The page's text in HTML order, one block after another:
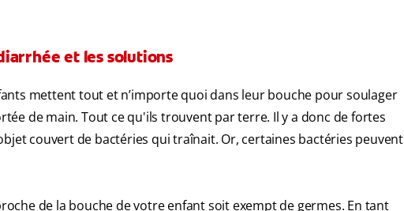
et les solutions
mettent tout et n’importe quoi dans leur bouche pour soulager
de main. Tout ce qu'ils trouvent par terre. Il y a donc de fortes
couvert de bactéries qui traînait. Or, certaines bactéries peuvent
de la bouche de votre enfant soit exempt de germes. En tant